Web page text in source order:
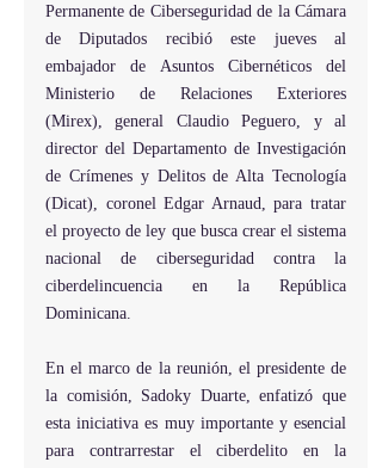
Permanente de Ciberseguridad de la Cámara
de Diputados recibió este jueves al
embajador de Asuntos Cibernéticos del
Ministerio de Relaciones Exteriores
(Mirex), general Claudio Peguero, y al
director del Departamento de Investigación
de Crímenes y Delitos de Alta Tecnología
(Dicat), coronel Edgar Arnaud, para tratar
el proyecto de ley que busca crear el sistema
nacional de ciberseguridad contra la
ciberdelincuencia en la República
Dominicana.
En el marco de la reunión, el presidente de
la comisión, Sadoky Duarte, enfatizó que
esta iniciativa es muy importante y esencial
para contrarrestar el ciberdelito en la